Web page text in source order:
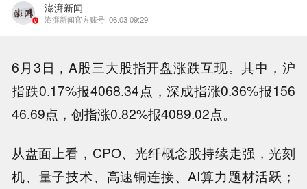
澎湃新闻
澎湃新闻官方账号 06.03 09:29
6月3日，A股三大股指开盘涨跌互现。其中，沪
指跌0.17%报4068.34点，深成指涨0.36%报156
46.69点，创指涨0.82%报4089.02点。
从盘面上看，CPO、光纤概念股持续走强，光刻
机、量子技术、高速铜连接、AI算力题材活跃；